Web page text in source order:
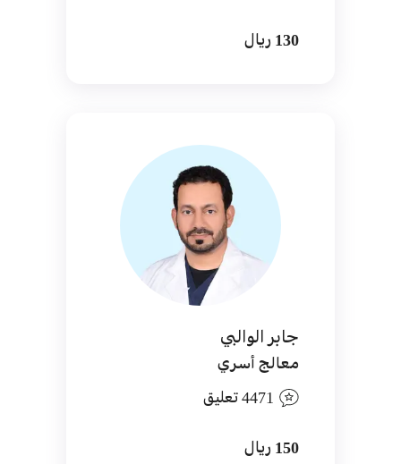
130 ريال
جابر الوالبي
معالج أسري
4471 تعليق
150 ريال